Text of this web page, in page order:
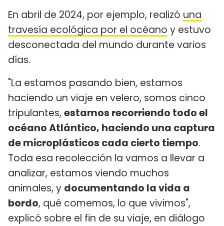
En abril de 2024, por ejemplo, realizó una
travesía ecológica por el océano y estuvo
desconectada del mundo durante varios
días.
"La estamos pasando bien, estamos
haciendo un viaje en velero, somos cinco
tripulantes, estamos recorriendo todo el
océano Atlántico, haciendo una captura
de microplásticos cada cierto tiempo.
Toda esa recolección la vamos a llevar a
analizar, estamos viendo muchos
animales, y documentando la vida a
bordo, qué comemos, lo que vivimos",
explicó sobre el fin de su viaje, en diálogo